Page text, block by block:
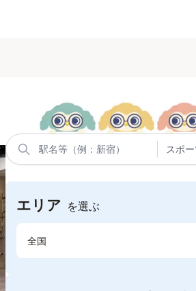
エリア を選ぶ
全国